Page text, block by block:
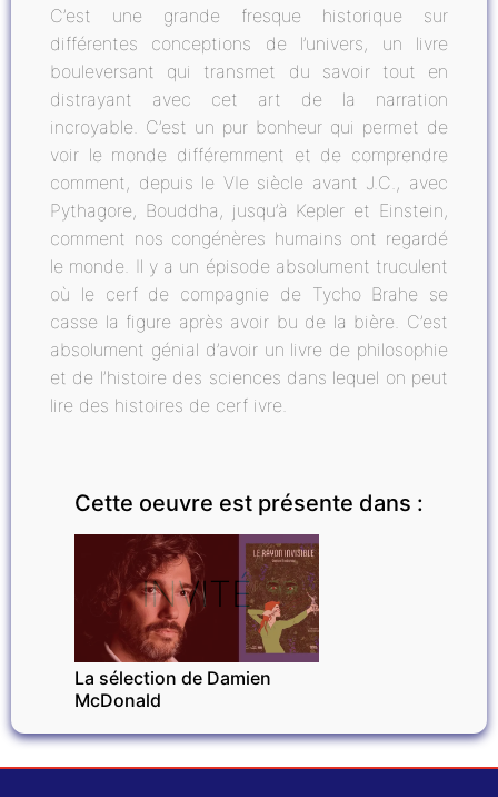
C’est une grande fresque historique sur
différentes conceptions de l’univers, un livre
bouleversant qui transmet du savoir tout en
distrayant avec cet art de la narration
incroyable. C’est un pur bonheur qui permet de
voir le monde différemment et de comprendre
comment, depuis le VIe siècle avant J.C., avec
Pythagore, Bouddha, jusqu’à Kepler et Einstein,
comment nos congénères humains ont regardé
le monde. Il y a un épisode absolument truculent
où le cerf de compagnie de Tycho Brahe se
casse la figure après avoir bu de la bière. C’est
absolument génial d’avoir un livre de philosophie
et de l’histoire des sciences dans lequel on peut
lire des histoires de cerf ivre.
Cette oeuvre est présente dans :
INVITÉ
La sélection de Damien
McDonald